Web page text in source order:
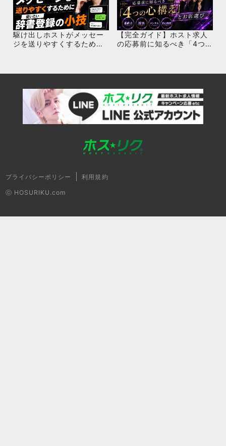
駆け出しホストがメッセー
ジを送りやすくするために
【完全ガイド】ホスト求人
の応募前に知るべき「4つ
プライバシーポリシー 利用規約
ⓒ HOSURIKU.com